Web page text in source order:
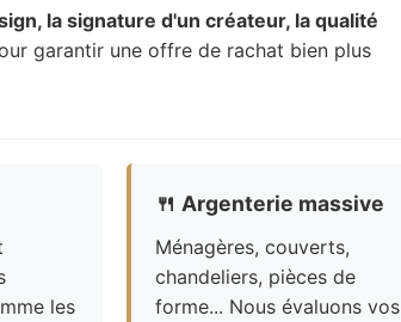
la signature d'un créateur, la qualité
garantir une offre de rachat bien plus
les
🍴 Argenterie massive
Ménagères, couverts,
chandeliers, pièces de
forme... Nous évaluons vos